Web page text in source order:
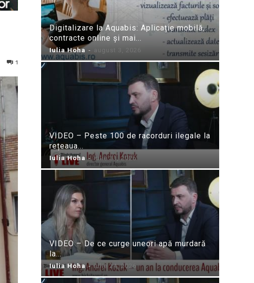
1
Digitalizare la Aquabis: Aplicație mobilă,
contracte online și mai...
Iulia Hoha - august 3, 2026
VIDEO – Peste 100 de racorduri ilegale la
rețeaua...
Iulia Hoha - iulie 31, 2026
VIDEO – De ce curge uneori apă murdară
la...
Iulia Hoha - iulie 24, 2026